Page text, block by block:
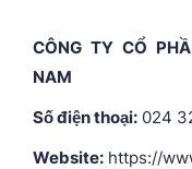
CÔNG TY CỔ
NAM
Số điện thoại: 024
Website: https://